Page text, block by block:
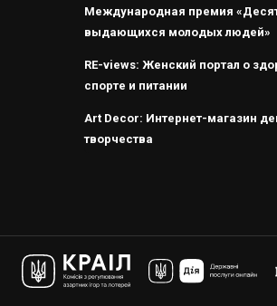
Международная премия
выдающихся молодых людей»
RE-views: Женский портал о
спорте и питании
Art Decor: Интернет-магазин
творчества